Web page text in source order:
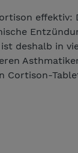
effektiv:
deshalb in
Cortison-